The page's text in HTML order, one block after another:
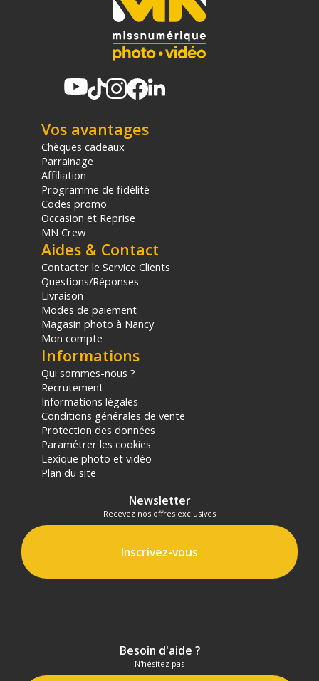
Vos avantages
Chèques cadeaux
Parrainage
Affiliation
Programme de fidélité
Codes promo
Occasion et Reprise
MN Crew
Aides & Contact
Contacter le Service Clients
Questions/Réponses
Livraison
Modes de paiement
Magasin photo à Nancy
Mon compte
Informations
Qui sommes-nous ?
Recrutement
Informations légales
Conditions générales de vente
Protection des données
Paramétrer les cookies
Lexique photo et vidéo
Plan du site
Newsletter
Recevez nos offres exclusives
Inscrivez-vous
Besoin d'aide ?
N'hésitez pas